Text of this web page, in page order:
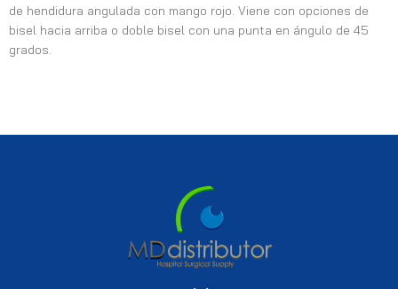
de hendidura angulada con mango rojo. Viene con opciones de
bisel hacia arriba o doble bisel con una punta en ángulo de 45
grados.